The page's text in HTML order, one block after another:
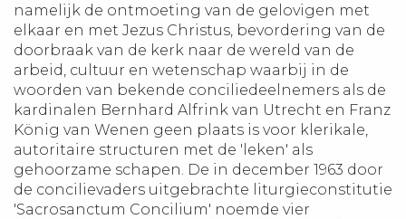
namelijk de ontmoeting van de gelovigen met
elkaar en met Jezus Christus, bevordering van de
doorbraak van de kerk naar de wereld van de
arbeid, cultuur en wetenschap waarbij in de
woorden van bekende conciliedeelnemers als de
kardinalen Bernhard Alfrink van Utrecht en Franz
König van Wenen geen plaats is voor klerikale,
autoritaire structuren met de 'leken' als
gehoorzame schapen. De in december 1963 door
de concilievaders uitgebrachte liturgieconstitutie
'Sacrosanctum Concilium' noemde vier